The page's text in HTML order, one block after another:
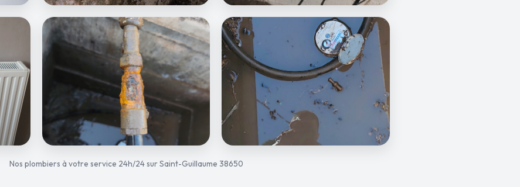
Nos plombiers à votre service 24h/24 sur Saint-Guillaume 38650